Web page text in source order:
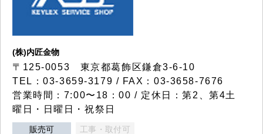
(株)内匠金物
〒125-0053 東京都葛飾区鎌倉3-6-10
TEL：03-3659-3179 / FAX：03-3658-7676
営業時間：7:00〜18：00 / 定休日：第2、第4土
曜日・日曜日・祝祭日
販売可 工事・取付可